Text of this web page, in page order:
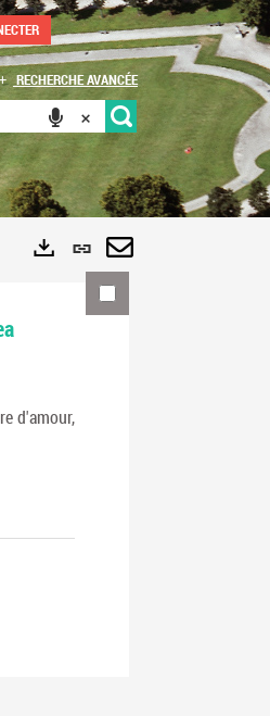
RECHERCHE AVANCÉE
d'amour,
Exports
Lien
permanent
(Nouvelle
Envoyer
par